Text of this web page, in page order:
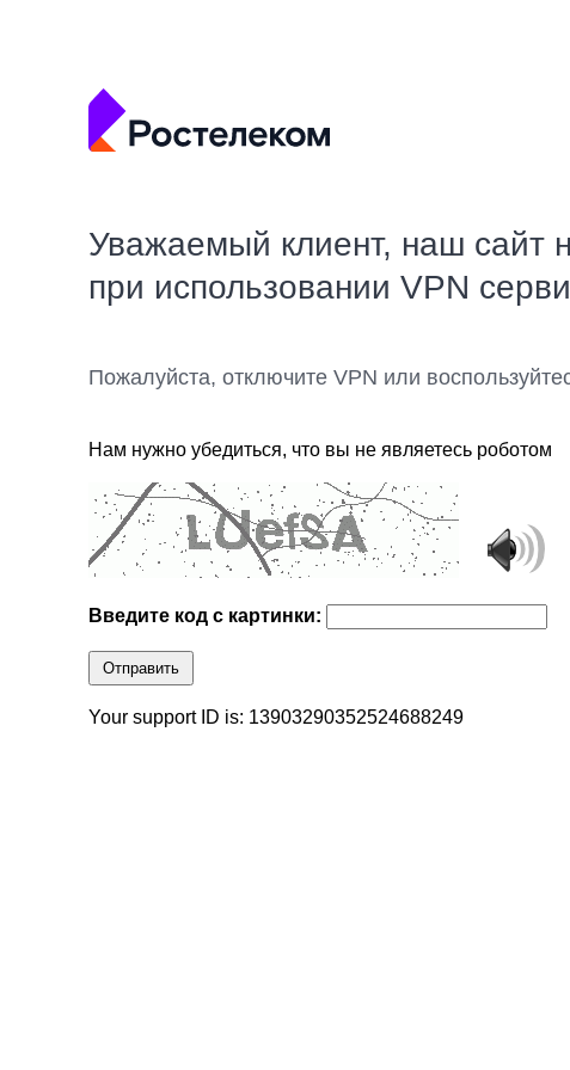
Уважаемый клиент, наш сайт
при использовании VPN
Пожалуйста, отключите VPN или
Нам нужно убедиться, что вы не являетесь роботом
Введите код с картинки:
Отправить
Your support ID is: 13903290352524688249